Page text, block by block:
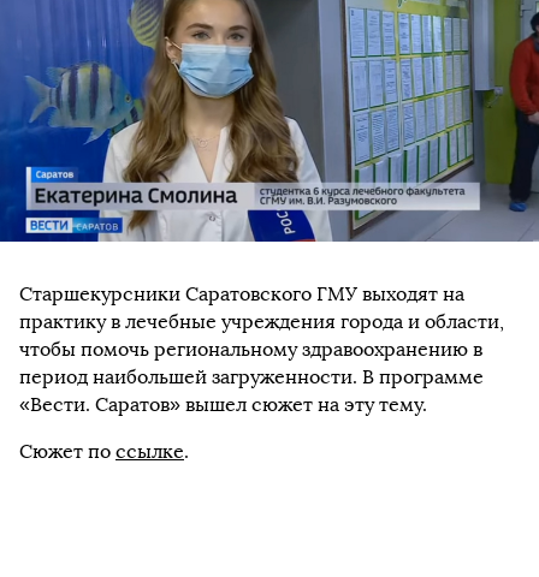
Старшекурсники Саратовского ГМУ выходят на
практику в лечебные учреждения города и области,
чтобы помочь региональному здравоохранению в
период наибольшей загруженности. В программе
«Вести. Саратов» вышел сюжет на эту тему.
Сюжет по ссылке.